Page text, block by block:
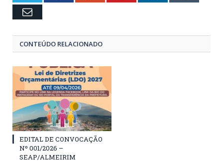
Email
CONTEÚDO RELACIONADO
EDITAL DE CONVOCAÇÃO
Nº 001/2026 –
SEAP/ALMEIRIM